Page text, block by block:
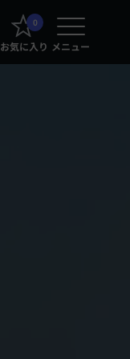
0
お気に入り メニュー